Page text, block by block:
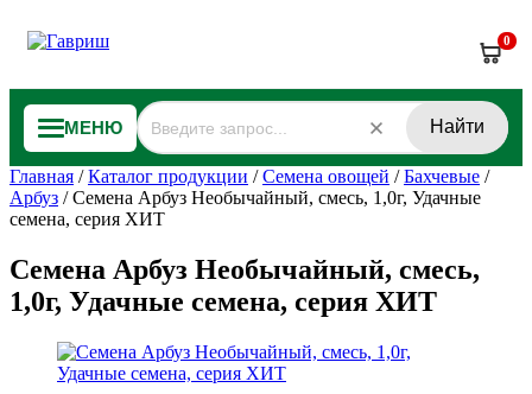
0
МЕНЮ Найти
Главная /Каталог продукции /Семена овощей /Бахчевые /
Арбуз /Семена Арбуз Необычайный, смесь, 1,0г, Удачные
семена, серия ХИТ
Семена Арбуз Необычайный, смесь,
1,0г, Удачные семена, серия ХИТ